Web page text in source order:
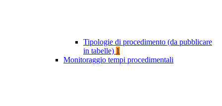
Tipologie di procedimento (da pubblicare
in tabelle) 1
Monitoraggio tempi procedimentali